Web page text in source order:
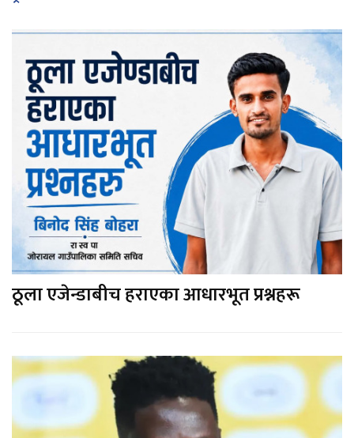
ठूला एजेन्डाबीच हराएका आधारभूत प्रश्नहरू